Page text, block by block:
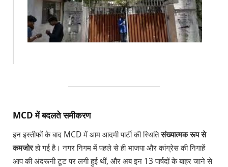
MCD में बदलते समीकरण
इन इस्तीफों के बाद MCD में आम आदमी पार्टी की स्थितिसंख्यात्मक रूप से
कमजोरहो गई है। नगर निगम में पहले से ही भाजपा और कांग्रेस की निगाहें
आप की अंदरूनी टूट पर लगी हुई थीं, और अब इन 13 पार्षदों के बाहर जाने से